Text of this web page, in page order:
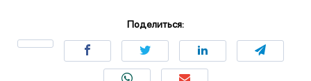
Поделиться: